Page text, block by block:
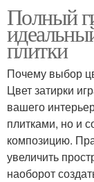
Полный
плитки
Почему выбор
Цвет затирки
вашего
плитками, но и
композицию.
увеличить
наоборот